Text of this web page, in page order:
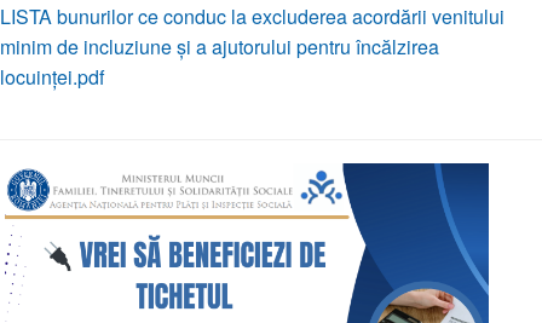
LISTA bunurilor ce conduc la excluderea acordării venitului
minim de incluziune și a ajutorului pentru încălzirea
locuinței.pdf